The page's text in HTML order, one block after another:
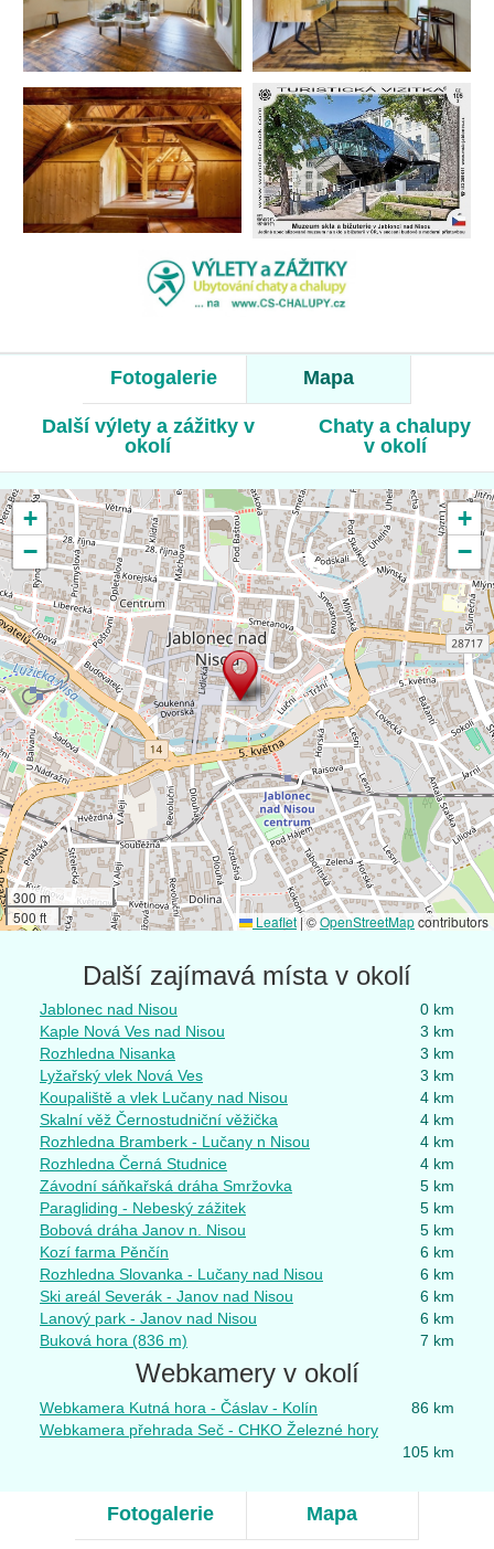
Fotogalerie Mapa
Další výlety a zážitky v
okolí
Chaty a chalupy
v okolí
+
−
+
−
300 m
500 ft
Leaflet|©OpenStreetMapcontributors
Další zajímavá místa v okolí
Jablonec nad Nisou
0 km
Kaple Nová Ves nad Nisou
3 km
Rozhledna Nisanka
3 km
Lyžařský vlek Nová Ves
3 km
Koupaliště a vlek Lučany nad Nisou
4 km
Skalní věž Černostudniční věžička
4 km
Rozhledna Bramberk - Lučany n Nisou
4 km
Rozhledna Černá Studnice
4 km
Závodní sáňkařská dráha Smržovka
5 km
Paragliding - Nebeský zážitek
5 km
Bobová dráha Janov n. Nisou
5 km
Kozí farma Pěnčín
6 km
Rozhledna Slovanka - Lučany nad Nisou
6 km
Ski areál Severák - Janov nad Nisou
6 km
Lanový park - Janov nad Nisou
6 km
Buková hora (836 m)
7 km
Webkamery v okolí
Webkamera Kutná hora - Čáslav - Kolín
86 km
Webkamera přehrada Seč - CHKO Železné hory
105 km
Fotogalerie Mapa